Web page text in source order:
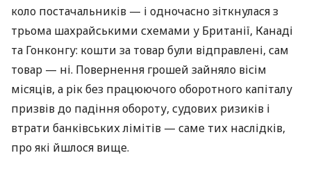
коло постачальників — і одночасно зіткнулася з
трьома шахрайськими схемами у Британії, Канаді
та Гонконгу: кошти за товар були відправлені, сам
товар — ні. Повернення грошей зайняло вісім
місяців, а рік без працюючого оборотного капіталу
призвів до падіння обороту, судових ризиків і
втрати банківських лімітів — саме тих наслідків,
про які йшлося вище.